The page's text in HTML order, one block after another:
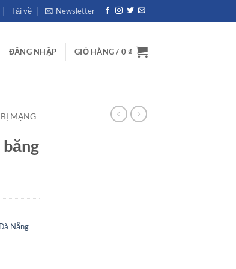
Tải về Newsletter
ĐĂNG NHẬP GIỎ HÀNG / 0₫
MẠNG
Nẵng